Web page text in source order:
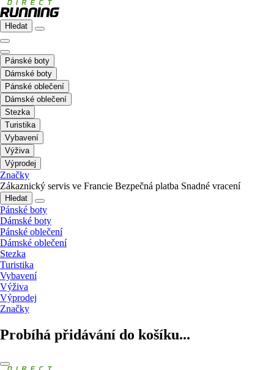
Hledat
Pánské boty
Dámské boty
Pánské oblečení
Dámské oblečení
Stezka
Turistika
Vybavení
Výživa
Výprodej
Značky
Zákaznický servis ve Francie Bezpečná platba Snadné vracení
Hledat
Pánské boty
Dámské boty
Pánské oblečení
Dámské oblečení
Stezka
Turistika
Vybavení
Výživa
Výprodej
Značky
Probíhá přidávání do košíku...